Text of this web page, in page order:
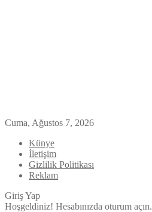
Cuma, Ağustos 7, 2026
Künye
İletişim
Gizlilik Politikası
Reklam
Giriş Yap
Hoşgeldiniz! Hesabınızda oturum açın.